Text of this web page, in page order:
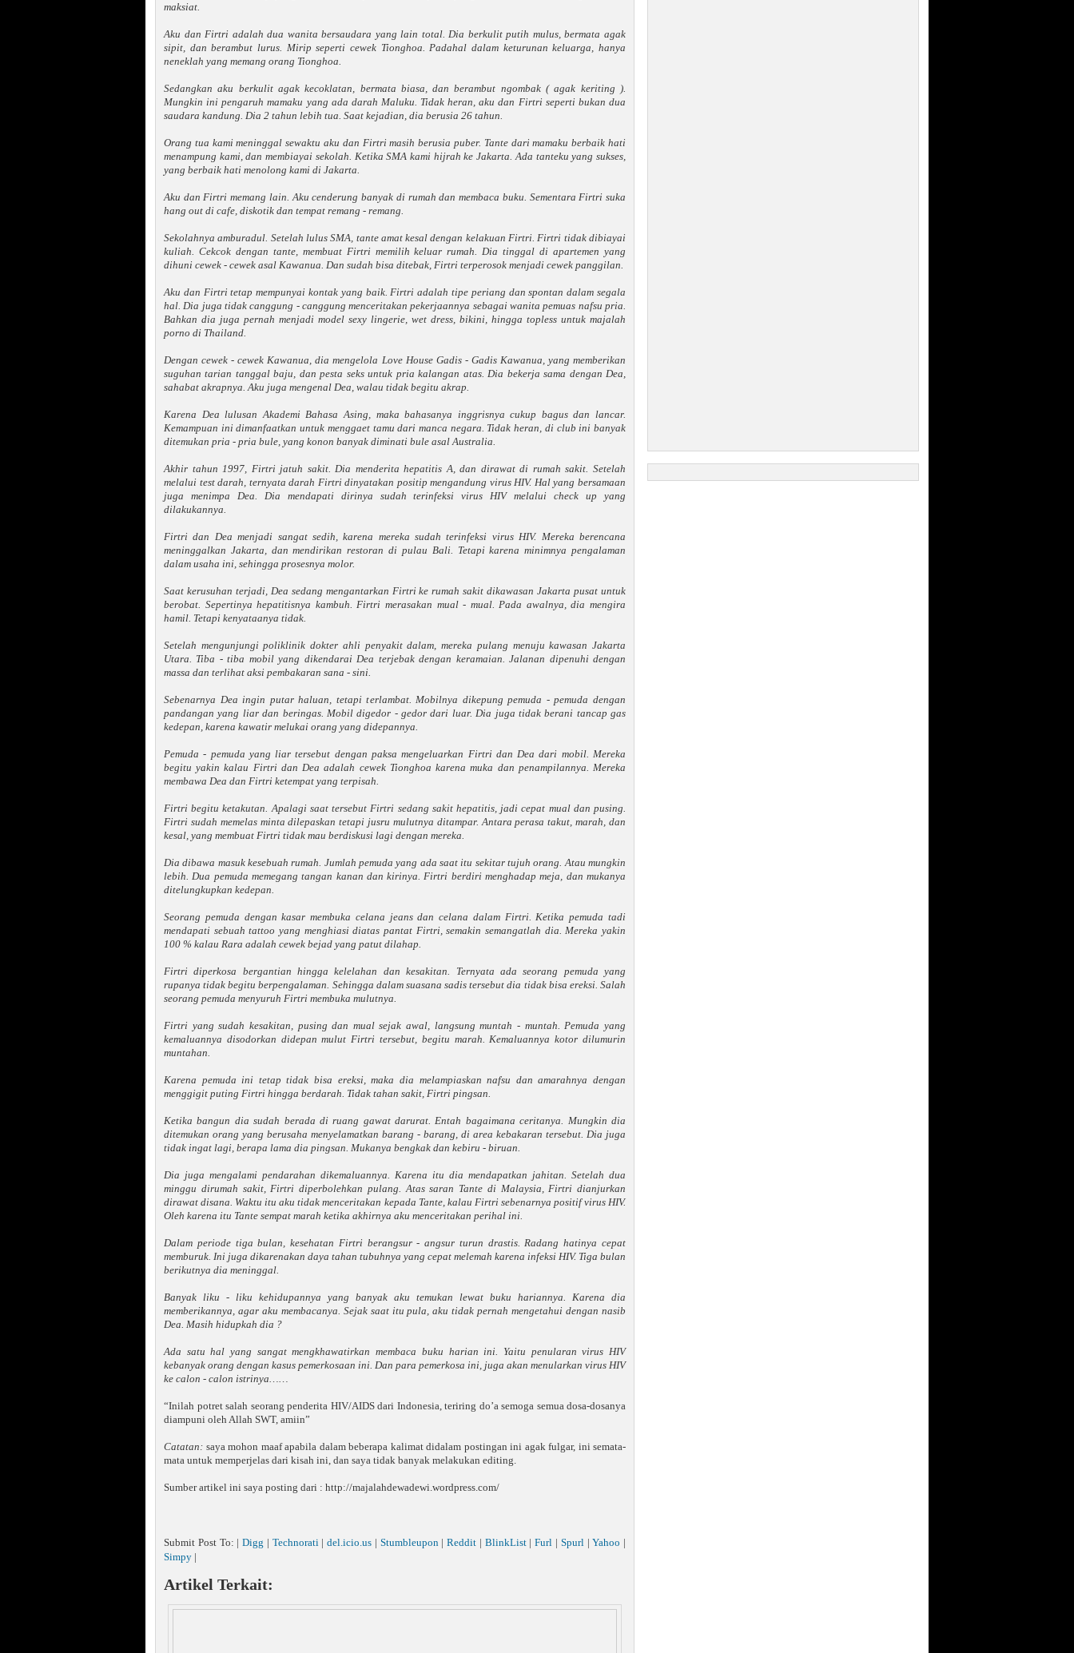
maksiat.
Aku dan Firtri adalah dua wanita bersaudara yang lain total. Dia berkulit putih mulus, bermata agak
sipit, dan berambut lurus. Mirip seperti cewek Tionghoa. Padahal dalam keturunan keluarga, hanya
neneklah yang memang orang Tionghoa.
Sedangkan aku berkulit agak kecoklatan, bermata biasa, dan berambut ngombak ( agak keriting ).
Mungkin ini pengaruh mamaku yang ada darah Maluku. Tidak heran, aku dan Firtri seperti bukan dua
saudara kandung. Dia 2 tahun lebih tua. Saat kejadian, dia berusia 26 tahun.
Orang tua kami meninggal sewaktu aku dan Firtri masih berusia puber. Tante dari mamaku berbaik hati
menampung kami, dan membiayai sekolah. Ketika SMA kami hijrah ke Jakarta. Ada tanteku yang sukses,
yang berbaik hati menolong kami di Jakarta.
Aku dan Firtri memang lain. Aku cenderung banyak di rumah dan membaca buku. Sementara Firtri suka
hang out di cafe, diskotik dan tempat remang - remang.
Sekolahnya amburadul. Setelah lulus SMA, tante amat kesal dengan kelakuan Firtri. Firtri tidak dibiayai
kuliah. Cekcok dengan tante, membuat Firtri memilih keluar rumah. Dia tinggal di apartemen yang
dihuni cewek - cewek asal Kawanua. Dan sudah bisa ditebak, Firtri terperosok menjadi cewek panggilan.
Aku dan Firtri tetap mempunyai kontak yang baik. Firtri adalah tipe periang dan spontan dalam segala
hal. Dia juga tidak canggung - canggung menceritakan pekerjaannya sebagai wanita pemuas nafsu pria.
Bahkan dia juga pernah menjadi model sexy lingerie, wet dress, bikini, hingga topless untuk majalah
porno di Thailand.
Dengan cewek - cewek Kawanua, dia mengelola Love House Gadis - Gadis Kawanua, yang memberikan
suguhan tarian tanggal baju, dan pesta seks untuk pria kalangan atas. Dia bekerja sama dengan Dea,
sahabat akrapnya. Aku juga mengenal Dea, walau tidak begitu akrap.
Karena Dea lulusan Akademi Bahasa Asing, maka bahasanya inggrisnya cukup bagus dan lancar.
Kemampuan ini dimanfaatkan untuk menggaet tamu dari manca negara. Tidak heran, di club ini banyak
ditemukan pria - pria bule, yang konon banyak diminati bule asal Australia.
Akhir tahun 1997, Firtri jatuh sakit. Dia menderita hepatitis A, dan dirawat di rumah sakit. Setelah
melalui test darah, ternyata darah Firtri dinyatakan positip mengandung virus HIV. Hal yang bersamaan
juga menimpa Dea. Dia mendapati dirinya sudah terinfeksi virus HIV melalui check up yang
dilakukannya.
Firtri dan Dea menjadi sangat sedih, karena mereka sudah terinfeksi virus HIV. Mereka berencana
meninggalkan Jakarta, dan mendirikan restoran di pulau Bali. Tetapi karena minimnya pengalaman
dalam usaha ini, sehingga prosesnya molor.
Saat kerusuhan terjadi, Dea sedang mengantarkan Firtri ke rumah sakit dikawasan Jakarta pusat untuk
berobat. Sepertinya hepatitisnya kambuh. Firtri merasakan mual - mual. Pada awalnya, dia mengira
hamil. Tetapi kenyataanya tidak.
Setelah mengunjungi poliklinik dokter ahli penyakit dalam, mereka pulang menuju kawasan Jakarta
Utara. Tiba - tiba mobil yang dikendarai Dea terjebak dengan keramaian. Jalanan dipenuhi dengan
massa dan terlihat aksi pembakaran sana - sini.
Sebenarnya Dea ingin putar haluan, tetapi terlambat. Mobilnya dikepung pemuda - pemuda dengan
pandangan yang liar dan beringas. Mobil digedor - gedor dari luar. Dia juga tidak berani tancap gas
kedepan, karena kawatir melukai orang yang didepannya.
Pemuda - pemuda yang liar tersebut dengan paksa mengeluarkan Firtri dan Dea dari mobil. Mereka
begitu yakin kalau Firtri dan Dea adalah cewek Tionghoa karena muka dan penampilannya. Mereka
membawa Dea dan Firtri ketempat yang terpisah.
Firtri begitu ketakutan. Apalagi saat tersebut Firtri sedang sakit hepatitis, jadi cepat mual dan pusing.
Firtri sudah memelas minta dilepaskan tetapi jusru mulutnya ditampar. Antara perasa takut, marah, dan
kesal, yang membuat Firtri tidak mau berdiskusi lagi dengan mereka.
Dia dibawa masuk kesebuah rumah. Jumlah pemuda yang ada saat itu sekitar tujuh orang. Atau mungkin
lebih. Dua pemuda memegang tangan kanan dan kirinya. Firtri berdiri menghadap meja, dan mukanya
ditelungkupkan kedepan.
Seorang pemuda dengan kasar membuka celana jeans dan celana dalam Firtri. Ketika pemuda tadi
mendapati sebuah tattoo yang menghiasi diatas pantat Firtri, semakin semangatlah dia. Mereka yakin
100 % kalau Rara adalah cewek bejad yang patut dilahap.
Firtri diperkosa bergantian hingga kelelahan dan kesakitan. Ternyata ada seorang pemuda yang
rupanya tidak begitu berpengalaman. Sehingga dalam suasana sadis tersebut dia tidak bisa ereksi. Salah
seorang pemuda menyuruh Firtri membuka mulutnya.
Firtri yang sudah kesakitan, pusing dan mual sejak awal, langsung muntah - muntah. Pemuda yang
kemaluannya disodorkan didepan mulut Firtri tersebut, begitu marah. Kemaluannya kotor dilumurin
muntahan.
Karena pemuda ini tetap tidak bisa ereksi, maka dia melampiaskan nafsu dan amarahnya dengan
menggigit puting Firtri hingga berdarah. Tidak tahan sakit, Firtri pingsan.
Ketika bangun dia sudah berada di ruang gawat darurat. Entah bagaimana ceritanya. Mungkin dia
ditemukan orang yang berusaha menyelamatkan barang - barang, di area kebakaran tersebut. Dia juga
tidak ingat lagi, berapa lama dia pingsan. Mukanya bengkak dan kebiru - biruan.
Dia juga mengalami pendarahan dikemaluannya. Karena itu dia mendapatkan jahitan. Setelah dua
minggu dirumah sakit, Firtri diperbolehkan pulang. Atas saran Tante di Malaysia, Firtri dianjurkan
dirawat disana. Waktu itu aku tidak menceritakan kepada Tante, kalau Firtri sebenarnya positif virus HIV.
Oleh karena itu Tante sempat marah ketika akhirnya aku menceritakan perihal ini.
Dalam periode tiga bulan, kesehatan Firtri berangsur - angsur turun drastis. Radang hatinya cepat
memburuk. Ini juga dikarenakan daya tahan tubuhnya yang cepat melemah karena infeksi HIV. Tiga bulan
berikutnya dia meninggal.
Banyak liku - liku kehidupannya yang banyak aku temukan lewat buku hariannya. Karena dia
memberikannya, agar aku membacanya. Sejak saat itu pula, aku tidak pernah mengetahui dengan nasib
Dea. Masih hidupkah dia ?
Ada satu hal yang sangat mengkhawatirkan membaca buku harian ini. Yaitu penularan virus HIV
kebanyak orang dengan kasus pemerkosaan ini. Dan para pemerkosa ini, juga akan menularkan virus HIV
ke calon - calon istrinya……
“Inilah potret salah seorang penderita HIV/AIDS dari Indonesia, teriring do’a semoga semua dosa-dosanya
diampuni oleh Allah SWT, amiin”
Catatan: saya mohon maaf apabila dalam beberapa kalimat didalam postingan ini agak fulgar, ini semata-
mata untuk memperjelas dari kisah ini, dan saya tidak banyak melakukan editing.
Sumber artikel ini saya posting dari : http://majalahdewadewi.wordpress.com/
Submit Post To: |Digg Technorati|del.icio.us Stumbleupon|Reddit BlinkList|Furl Spurl|Yahoo
Simpy
Artikel Terkait: